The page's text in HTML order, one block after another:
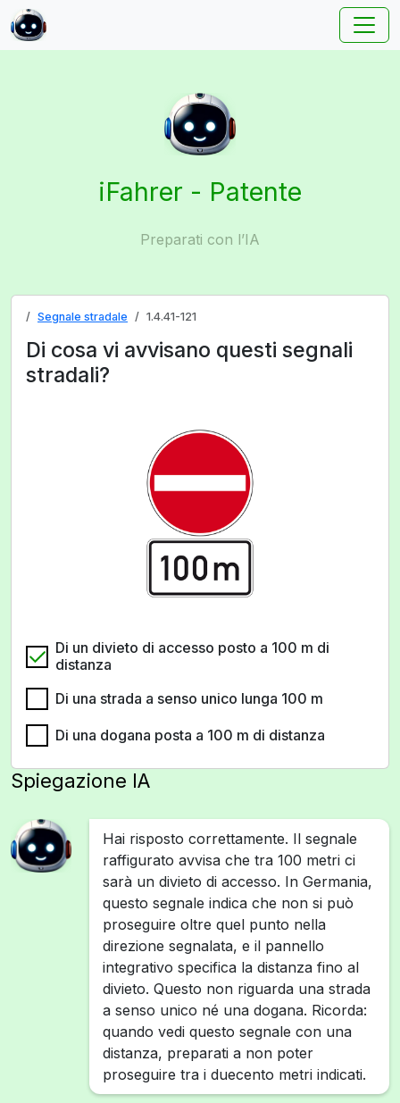
iFahrer - Patente
Preparati con l’IA
Segnale stradale 1.4.41-121
Di cosa vi avvisano questi segnali
stradali?
Di un divieto di accesso posto a 100 m di
distanza
Di una strada a senso unico lunga 100 m
Di una dogana posta a 100 m di distanza
Spiegazione IA
Hai risposto correttamente. Il segnale
raffigurato avvisa che tra 100 metri ci
sarà un divieto di accesso. In Germania,
questo segnale indica che non si può
proseguire oltre quel punto nella
direzione segnalata, e il pannello
integrativo specifica la distanza fino al
divieto. Questo non riguarda una strada
a senso unico né una dogana. Ricorda:
quando vedi questo segnale con una
distanza, preparati a non poter
proseguire tra i duecento metri indicati.